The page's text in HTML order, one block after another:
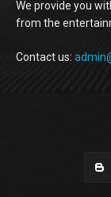
We provide you
from the
Contact us: